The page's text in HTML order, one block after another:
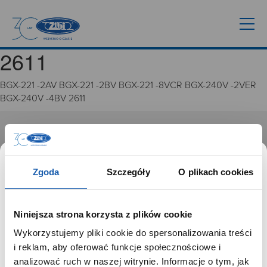
Zgoda Szczegóły O plikach cookies
Niniejsza strona korzysta z plików cookie
Wykorzystujemy pliki cookie do spersonalizowania treści
i reklam, aby oferować funkcje społecznościowe i
analizować ruch w naszej witrynie. Informacje o tym, jak
2611
BGX-221 -2AV BGX-221 -2BV BGX-221 -8VCR BGX-240V -2VER
BGX-240V -4BV 2611
GRUPA ZIBI
Misja, wizja i wartości Grupy Zibi
Ważne daty
Zgoda na ciasteczka
PRODUKTYSZANOWNY UŻYTKOWNIKU,
SZANOWNA UŻYTKOWNICZKO